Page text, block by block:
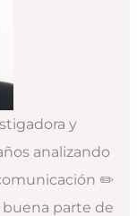
y
analizando
✏️
buena parte de